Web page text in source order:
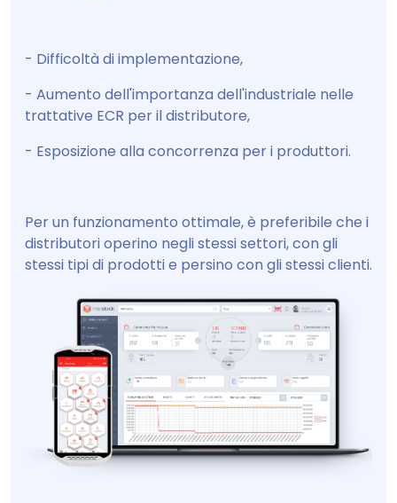
- Difficoltà di implementazione,
- Aumento dell'importanza dell'industriale nelle
trattative ECR per il distributore,
- Esposizione alla concorrenza per i produttori.
Per un funzionamento ottimale, è preferibile che i
distributori operino negli stessi settori, con gli
stessi tipi di prodotti e persino con gli stessi clienti.